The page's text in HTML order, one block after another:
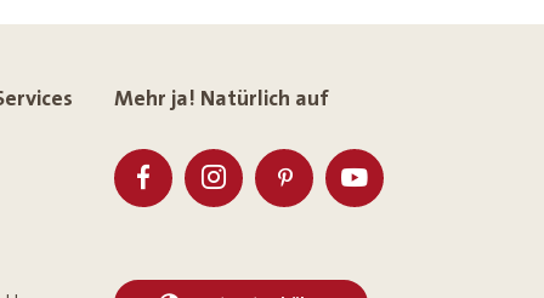
Mehr ja! Natürlich auf